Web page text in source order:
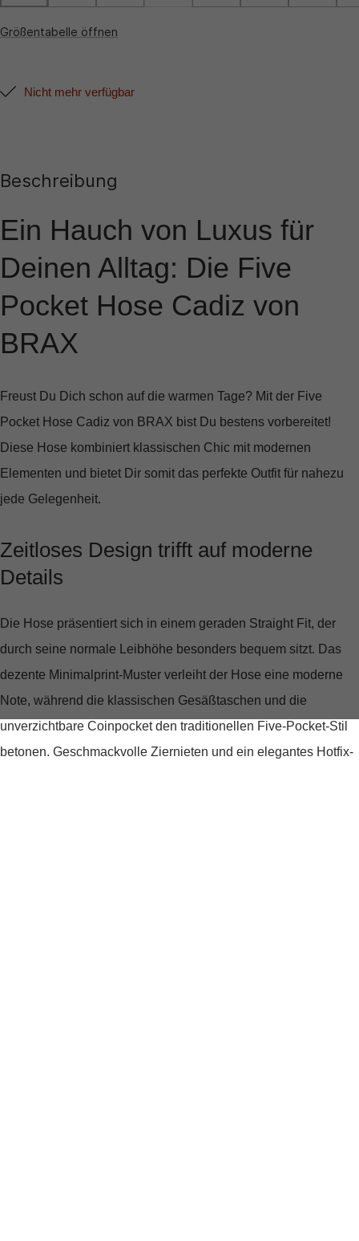
Größentabelle öffnen
Nicht mehr verfügbar
Beschreibung
Ein Hauch von Luxus für
Deinen Alltag: Die Five
Pocket Hose Cadiz von
BRAX
Freust Du Dich schon auf die warmen Tage? Mit der Five
Pocket Hose Cadiz von BRAX bist Du bestens vorbereitet!
Diese Hose kombiniert klassischen Chic mit modernen
Elementen und bietet Dir somit das perfekte Outfit für nahezu
jede Gelegenheit.
Zeitloses Design trifft auf moderne
Details
Die Hose präsentiert sich in einem geraden Straight Fit, der
durch seine normale Leibhöhe besonders bequem sitzt. Das
dezente Minimalprint-Muster verleiht der Hose eine moderne
Note, während die klassischen Gesäßtaschen und die
unverzichtbare Coinpocket den traditionellen Five-Pocket-Stil
betonen. Geschmackvolle Ziernieten und ein elegantes Hotfix-